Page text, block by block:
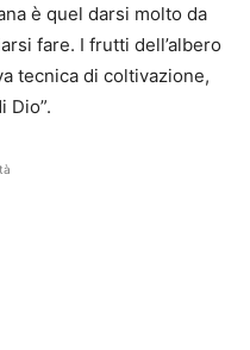
è quel darsi molto da
fare. I frutti dell’albero
tecnica di coltivazione,
Dio”.